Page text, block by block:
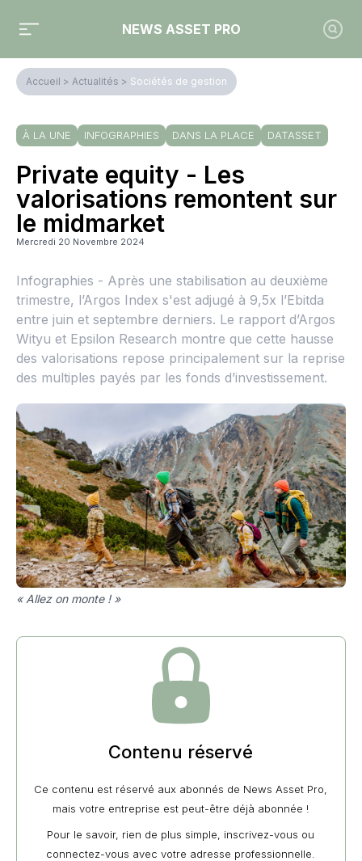
NEWS ASSET PRO
Accueil > Actualités > Sociétés de gestion
À LA UNE INFOGRAPHIES DANS LA PLACE DATASSET
Private equity - Les
valorisations remontent sur
le midmarket
Mercredi 20 Novembre 2024
Infographies - Après une stabilisation au deuxième
trimestre, l’Argos Index s'est adjugé à 9,5x l’Ebitda
entre juin et septembre derniers. Le rapport d’Argos
Wityu et Epsilon Research montre que cette hausse
des valorisations repose principalement sur la reprise
des multiples payés par les fonds d’investissement.
« Allez on monte ! »
Contenu réservé
Ce contenu est réservé aux abonnés de News Asset Pro,
mais votre entreprise est peut-être déjà abonnée !
Pour le savoir, rien de plus simple, inscrivez-vous ou
connectez-vous avec votre adresse professionnelle.